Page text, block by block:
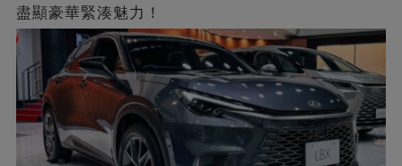
盡顯豪華緊湊魅力！